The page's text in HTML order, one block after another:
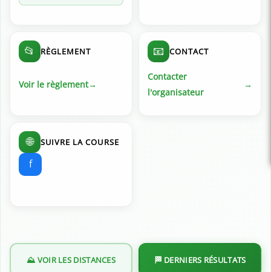
📂 RÈGLEMENT
Voir le règlement
📧 CONTACT
Contacter
l'organisateur
🌐 SUIVRE LA COURSE
f
⛰️ VOIR LES DISTANCES 🏁 DERNIERS RÉSULTATS